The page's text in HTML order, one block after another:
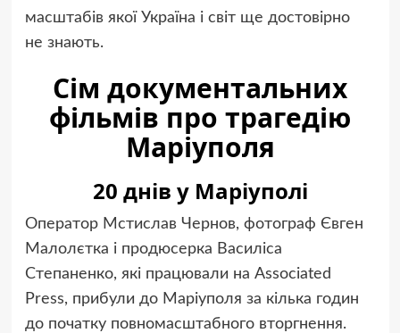
масштабів якої Україна і світ ще достовірно
не знають.
Сім документальних
фільмів про трагедію
Маріуполя
20 днів у Маріуполі
Оператор Мстислав Чернов, фотограф Євген
Малолєтка і продюсерка Василіса
Степаненко, які працювали на Associated
Press, прибули до Маріуполя за кілька годин
до початку повномасштабного вторгнення.